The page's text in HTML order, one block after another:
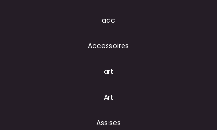
acc
Accessoires
art
Art
Assises